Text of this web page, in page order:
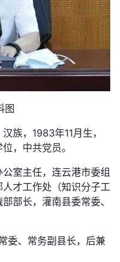
图
，1983年11月生，
，中共党员。
室主任，连云港市委组
才工作处（知识分子工
部长，灌南县委常委、
、常务副县长，后兼